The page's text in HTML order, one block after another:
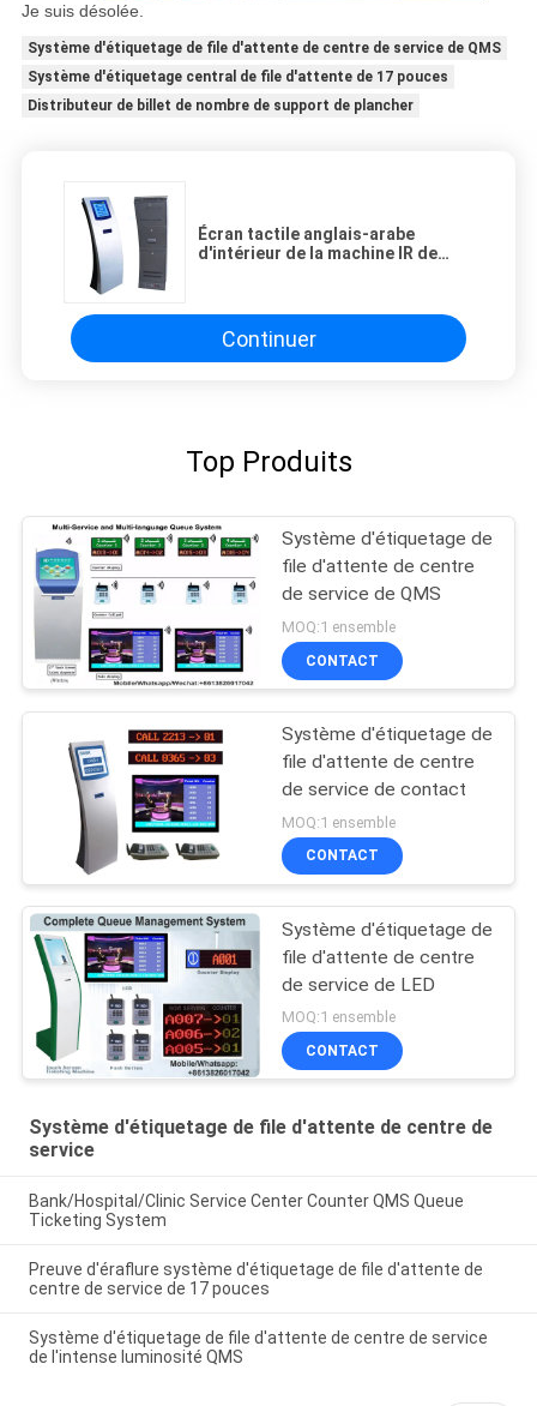
Je suis désolée.
Système d'étiquetage de file d'attente de centre de service de QMS
Système d'étiquetage central de file d'attente de 17 pouces
Distributeur de billet de nombre de support de plancher
Écran tactile anglais-arabe
d'intérieur de la machine IR de
Continuer
Top Produits
Système d'étiquetage de
file d'attente de centre
de service de QMS
MOQ:1 ensemble
CONTACT
Système d'étiquetage de
file d'attente de centre
de service de contact
MOQ:1 ensemble
CONTACT
Système d'étiquetage de
file d'attente de centre
de service de LED
MOQ:1 ensemble
CONTACT
Système d'étiquetage de file d'attente de centre de
service
Bank/Hospital/Clinic Service Center Counter QMS Queue
Ticketing System
Preuve d'éraflure système d'étiquetage de file d'attente de
centre de service de 17 pouces
Système d'étiquetage de file d'attente de centre de service
de l'intense luminosité QMS